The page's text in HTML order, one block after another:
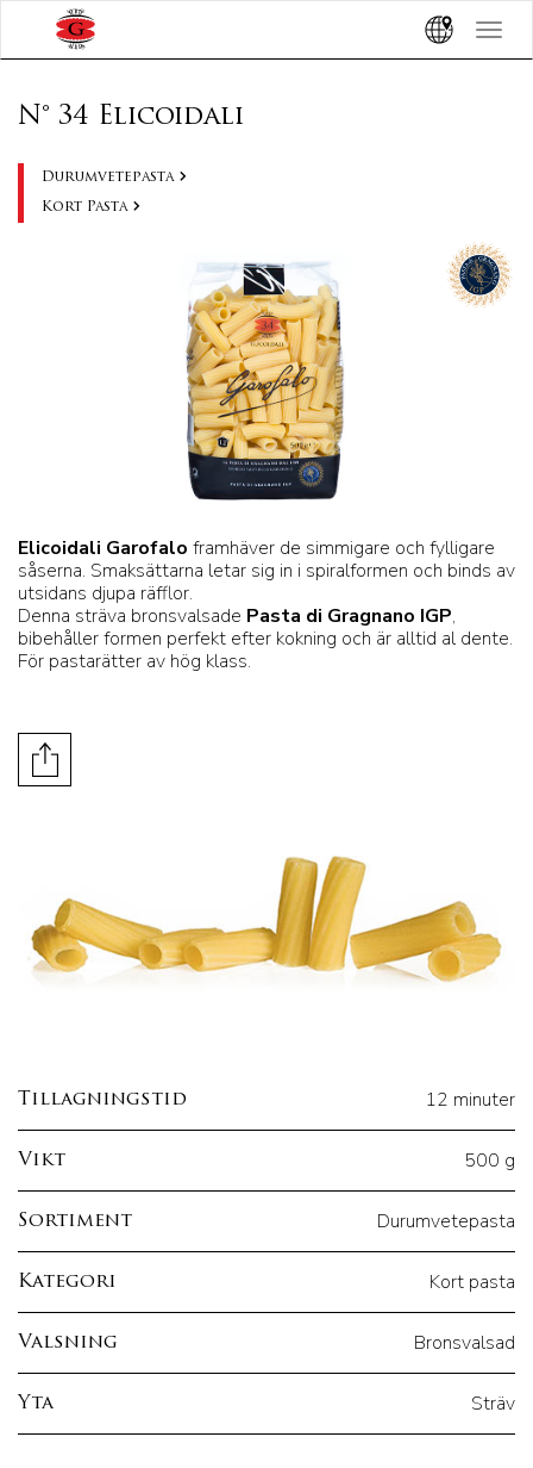
Toggle
N° 34 Elicoidali
Durumvetepasta
Kort Pasta
Elicoidali Garofalo framhäver de simmigare och fylligare
såserna. Smaksättarna letar sig in i spiralformen och binds av
utsidans djupa räfflor.
Denna sträva bronsvalsade Pasta di Gragnano IGP,
bibehåller formen perfekt efter kokning och är alltid al dente.
För pastarätter av hög klass.
Tillagningstid 12 minuter
Vikt 500 g
Sortiment Durumvetepasta
Kategori Kort pasta
Valsning Bronsvalsad
Yta Sträv